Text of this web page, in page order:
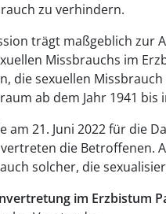
zu verhindern.
trägt maßgeblich zur
Missbrauchs im
die sexuellen
ab dem Jahr 1941 bis
am 21. Juni 2022 für die
die
solcher, die
im Erzbistum